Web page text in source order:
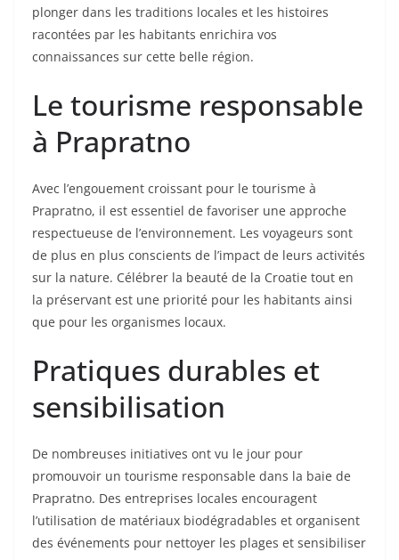
plonger dans les traditions locales et les histoires
racontées par les habitants enrichira vos
connaissances sur cette belle région.
Le tourisme responsable
à Prapratno
Avec l’engouement croissant pour le tourisme à
Prapratno, il est essentiel de favoriser une approche
respectueuse de l’environnement. Les voyageurs sont
de plus en plus conscients de l’impact de leurs activités
sur la nature. Célébrer la beauté de la Croatie tout en
la préservant est une priorité pour les habitants ainsi
que pour les organismes locaux.
Pratiques durables et
sensibilisation
De nombreuses initiatives ont vu le jour pour
promouvoir un tourisme responsable dans la baie de
Prapratno. Des entreprises locales encouragent
l’utilisation de matériaux biodégradables et organisent
des événements pour nettoyer les plages et sensibiliser